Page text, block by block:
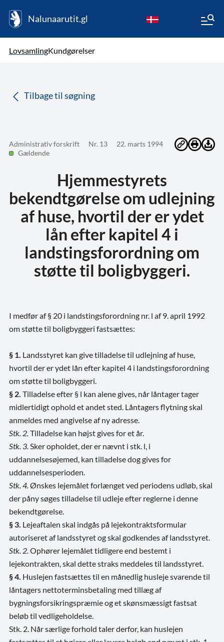
Nalunaarutit.gl
LovsamlingKundgørelser
Tilbage til søgning
Administrativ forskrift Nr. 13
22. marts 1994
Gældende
Hjemmestyrets
bekendtgørelse om udlejning
af huse, hvortil der er ydet
lån efter kapitel 4 i
landstingsforordning om
støtte til boligbyggeri.
I medfør af § 20 i landstingsforordning nr. l af 9. april 1992
om støtte til boligbyggeri fastsættes:
§ 1. Landsstyret kan give tilladelse til udlejning af huse,
hvortil der er ydet lån efter kapitel 4 i landstingsforordning
om støtte til boligbyggeri.
§ 2. Tilladelse efter § l kan alene gives, når låntager tager
midlertidigt ophold et andet sted. Låntagers flytning skal
anmeldes med angivelse af ny adresse.
Stk. 2. Tilladelse kan højst gives for et år.
Stk. 3. Sker opholdet, der er nævnt i stk. l, i
uddannelsesøjemed, kan tilladelse dog gives for
uddannelsesperioden.
Stk. 4. Ønskes lejemålet forlænget ved periodens udløb, skal
der påny søges tilladelse til udleje efter reglerne i denne
bekendtgørelse.
§ 3. Lejeaftalen skal indgås på lejekontraktsformular
autoriseret af landsstyret og skal godkendes af landsstyret.
Stk. 2. Ophører lejemålet tidligere end bestemt i
lejekontrakten, skal dette straks meddeles til landsstyret.
§ 4. Huslejen fastsættes til en månedlig husleje svarende til
låntagers nettoterminsbetaling med tillæg af
bygningsforsikringspræmie og et skønsmæssigt fastsat
beløb til vedligeholdelse.
Stk. 2. Når særlige forhold taler derfor, kan huslejen